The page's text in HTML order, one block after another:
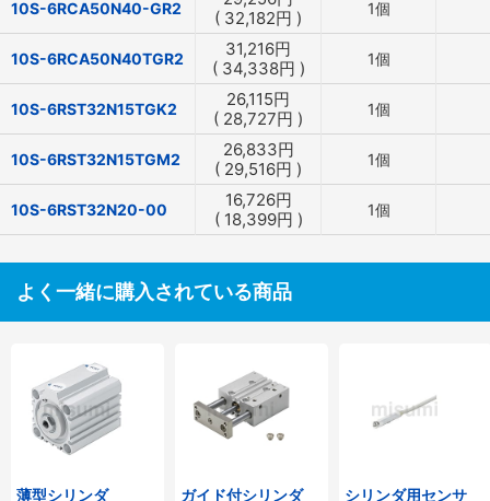
10S-6RCA50N40-GR2
( 32,182円 ) 1個
10S-6RCA50N40TGR2 31,216円
( 34,338円 ) 1個
10S-6RST32N15TGK2 26,115円
( 28,727円 ) 1個
10S-6RST32N15TGM2 26,833円
( 29,516円 ) 1個
10S-6RST32N20-00 16,726円
( 18,399円 ) 1個
よく一緒に購入されている商品
薄型シリンダ ガイド付シリンダ シリンダ用センサ